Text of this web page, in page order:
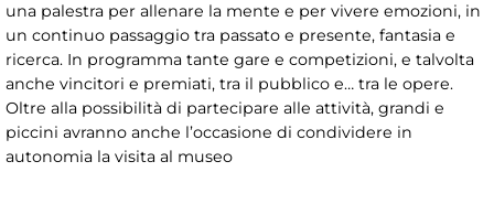
una palestra per allenare la mente e per vivere emozioni, in
un continuo passaggio tra passato e presente, fantasia e
ricerca. In programma tante gare e competizioni, e talvolta
anche vincitori e premiati, tra il pubblico e… tra le opere.
Oltre alla possibilità di partecipare alle attività, grandi e
piccini avranno anche l’occasione di condividere in
autonomia la visita al museo